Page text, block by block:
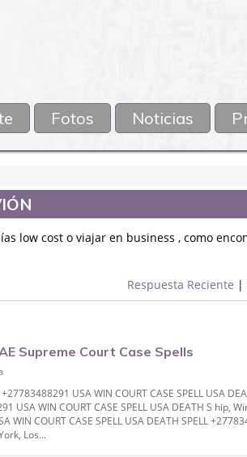
Fotos Noticias
low cost o viajar en business , como
Respuesta Reciente |
Supreme Court Case Spells
SPELL USA DEATH S
USA WIN COURT CASE SPELL USA
USA WIN COURT CASE SPELL USA DEATH S hip,
WIN COURT CASE SPELL USA DEATH SPELL
Los...